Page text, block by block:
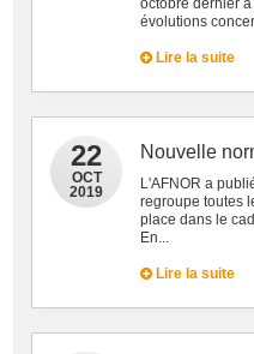
octobre dernier
évolutions
Lire la suite
22
OCT
2019
Nouvelle
L'AFNOR a
regroupe toutes
place dans le
En...
Lire la suite